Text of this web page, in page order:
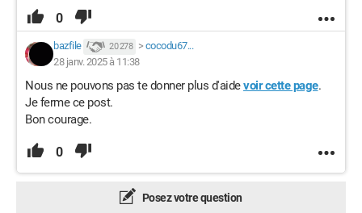
0
bazfile 20 278 > cocodu67...
28 janv. 2025 à 11:38
Nous ne pouvons pas te donner plus d'aidevoir cette page.
Je ferme ce post.
Bon courage.
0
Posez votre question